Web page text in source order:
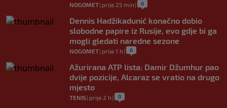
NOGOMET| prije 25 min | 0
Dennis Hadžikadunić konačno dobio
slobodne papire iz Rusije, evo gdje bi ga
mogli gledati naredne sezone
NOGOMET| prije 1 h | 0
Ažurirana ATP lista: Damir Džumhur pao
dvije pozicije, Alcaraz se vratio na drugo
mjesto
TENIS| prije 2 h | 0